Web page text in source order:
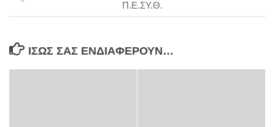
Π.Ε.ΣΥ.Θ.
ΊΣΩΣ ΣΑΣ ΕΝΔΙΑΦΈΡΟΥΝ…